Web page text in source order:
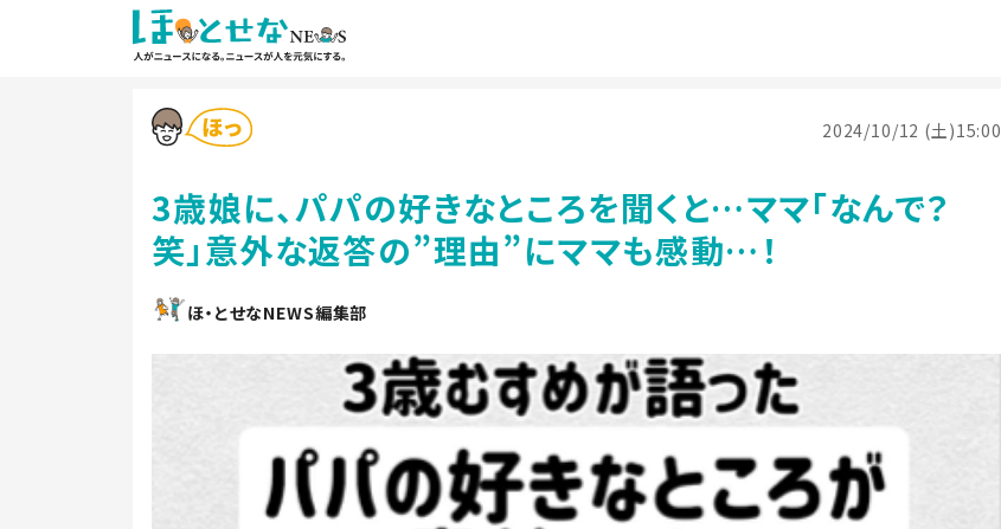
2024/10/12 (土)15:00
3歳娘に、パパの好きなところを聞くと…ママ「なんで？
笑」意外な返答の”理由”にママも感動…！
ほ・とせなNEWS編集部